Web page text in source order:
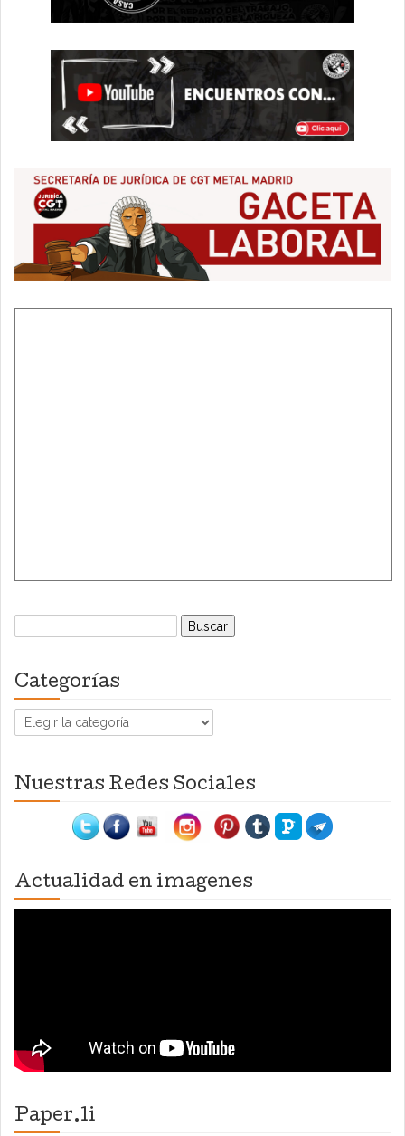
Buscar:
Categorías
Categorías
Nuestras Redes Sociales
Actualidad en imagenes
Paper.li